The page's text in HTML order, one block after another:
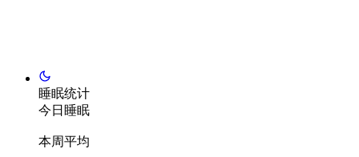
睡眠统计
今日睡眠
本周平均